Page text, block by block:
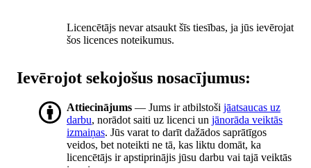
Licencētājs nevar atsaukt šīs tiesības, ja jūs ievērojat
šos licences noteikumus.
Ievērojot sekojošus nosacījumus:
Attiecinājums — Jums ir atbilstoši jāatsaucas uz
darbu, norādot saiti uz licenci un jānorāda veiktās
izmaiņas. Jūs varat to darīt dažādos saprātīgos
veidos, bet noteikti ne tā, kas liktu domāt, ka
licencētājs ir apstiprinājis jūsu darbu vai tajā veiktās